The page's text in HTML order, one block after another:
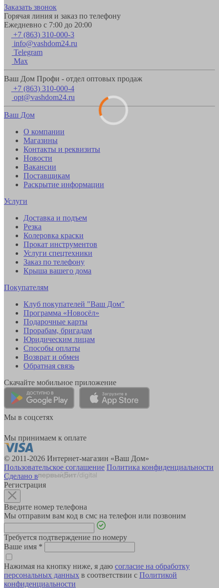
Заказать звонок
Горячая линия и заказ по телефону
Ежедневно с 7:00 до 20:00
+7 (863) 310-000-3
info@vashdom24.ru
Telegram
Max
Ваш Дом Профи - отдел оптовых продаж
+7 (863) 310-000-4
opt@vashdom24.ru
Ваш Дом
О компании
Магазины
Контакты и реквизиты
Новости
Вакансии
Поставщикам
Раскрытие информации
Услуги
Доставка и подъем
Резка
Колеровка краски
Прокат инструментов
Услуги спецтехники
Заказ по телефону
Крыша вашего дома
Покупателям
Клуб покупателей "Ваш Дом"
Программа «Новосёл»
Подарочные карты
Прорабам, бригадам
Юридическим лицам
Способы оплаты
Возврат и обмен
Обратная связь
Скачайте мобильное приложение
Мы в соцсетях
Мы принимаем к оплате
© 2011-2026 Интернет-магазин «Ваш Дом»
Пользовательское соглашение Политика конфиденциальности
Сделано в
Регистрация
Введите номер телефона
Мы отправим вам код в смс на телефон или позвоним
Требуется подтверждение по номеру
Ваше имя *
Нажимая на кнопку ниже, я даю согласие на обработку
персональных данных в соответствии с Политикой
конфиденциальности